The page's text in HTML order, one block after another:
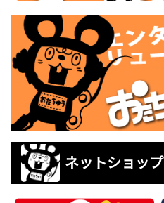
ネットショップ